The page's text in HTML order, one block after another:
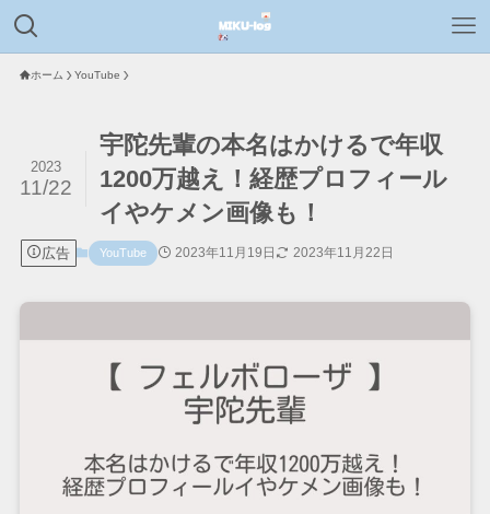
ホーム YouTube
宇陀先輩の本名はかけるで年収
1200万越え！経歴プロフィール
イやケメン画像も！
2023
11/22
広告 YouTube 2023年11月19日 2023年11月22日